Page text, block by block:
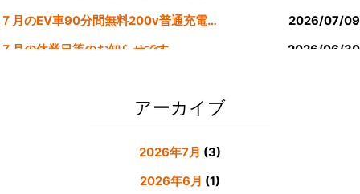
７月のEV車90分間無料200v普通充電クーポン券！！
2026/07/09
７月の休業日等のお知らせです。
2026/06/30
アーカイブ
2026年7月 (3)
2026年6月 (1)